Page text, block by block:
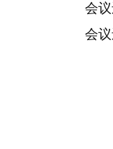
会议还
会议还